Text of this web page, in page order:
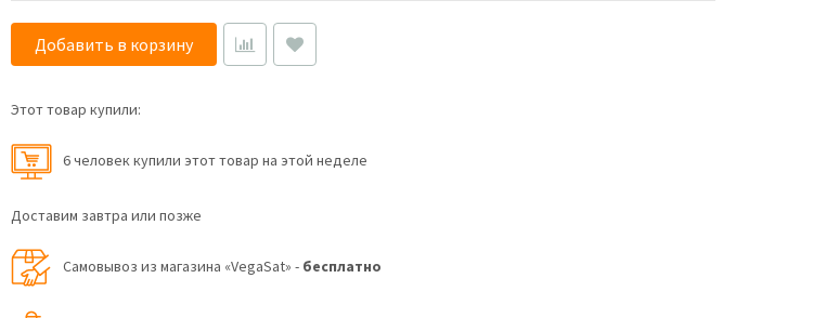
Добавить в корзину
Этот товар купили:
6 человек купили этот товар на этой неделе
Доставим завтра или позже
Самовывоз из магазина «VegaSat» - бесплатно